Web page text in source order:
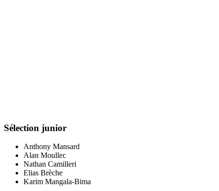
Sélection junior
Anthony Mansard
Alan Moullec
Nathan Camilleri
Elias Brèche
Karim Mangala-Bima